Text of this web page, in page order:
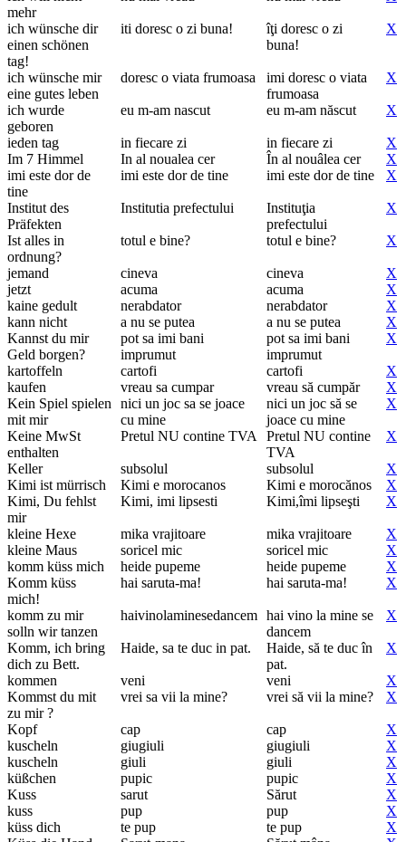
mehr
ich wünsche dir
einen schönen
tag!
iti doresc o zi buna!
îţi doresc o zi
buna!
X
ich wünsche mir
eine gutes leben
doresc o viata frumoasa
imi doresc o viata
frumoasa
X
ich wurde
geboren
eu m-am nascut eu m-am născut X
ieden tag in fiecare zi in fiecare zi
X
Im 7 Himmel
In al noualea cer În al nouâlea cer
X
imi este dor de
tine
imi este dor de tine imi este dor de tine X
Institut des
Präfekten
Institutia prefectului
Instituţia
prefectului
X
Ist alles in
ordnung?
totul e bine? totul e bine? X
jemand cineva cineva
X
jetzt
acuma acuma
X
kaine gedult
nerabdator nerabdator
X
kann nicht
a nu se putea a nu se putea
X
Kannst du mir
Geld borgen?
pot sa imi bani
imprumut
pot sa imi bani
imprumut
X
kartoffeln cartofi cartofi
X
kaufen
vreau sa cumpar vreau să cumpăr
X
Kein Spiel spielen
mit mir
nici un joc sa se joace
cu mine
nici un joc să se
joace cu mine
X
Keine MwSt
enthalten
Pretul NU contine TVA
Pretul NU contine
TVA
X
Keller subsolul subsolul
X
Kimi ist mürrisch
Kimi e morocanos Kimi e morocănos
X
Kimi, Du fehlst
mir
Kimi, imi lipsesti Kimi,îmi lipseşti X
kleine Hexe mika vrajitoare mika vrajitoare
X
kleine Maus
soricel mic soricel mic
X
komm küss mich
heide pupeme heide pupeme
X
Komm küss
mich!
hai saruta-ma! hai saruta-ma! X
komm zu mir
solln wir tanzen
haivinolaminesedancem hai vino la mine se
dancem
X
Komm, ich bring
dich zu Bett.
Haide, sa te duc in pat.
Haide, să te duc în
pat.
X
kommen veni veni
X
Kommst du mit
zu mir ?
vrei sa vii la mine? vrei să vii la mine? X
Kopf cap cap
X
kuscheln
giugiuli giugiuli
X
kuscheln
giuli giuli
X
küßchen
pupic pupic
X
Kuss
sarut Sărut
X
kuss
pup pup
X
küss dich
te pup te pup
X